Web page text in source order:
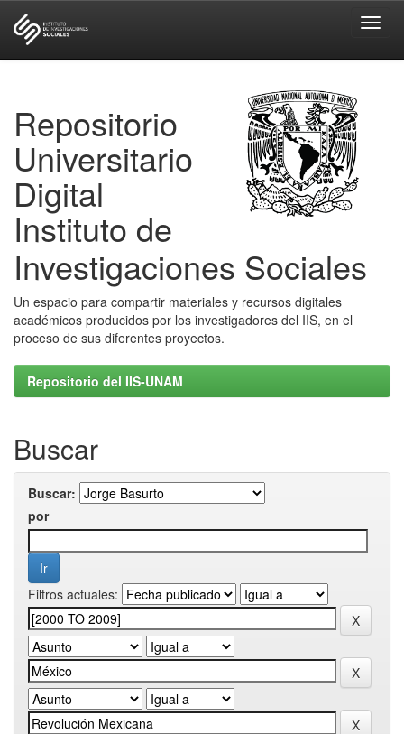
Repositorio
Universitario
Digital
Instituto de
Investigaciones Sociales
Un espacio para compartir materiales y recursos digitales
académicos producidos por los investigadores del IIS, en el
proceso de sus diferentes proyectos.
Repositorio del IIS-UNAM
Buscar
Buscar:
por
Filtros actuales: